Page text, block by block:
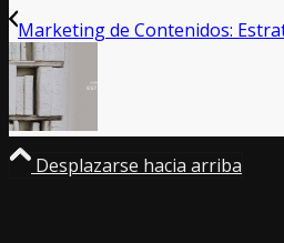
Marketing de Contenidos:
Desplazarse hacia arriba